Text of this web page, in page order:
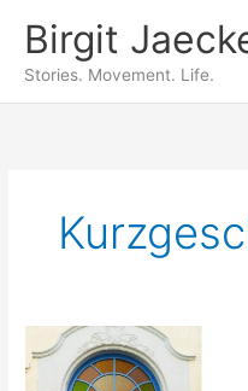
Inhalt
springen
Birgit
Stories. Movement. Life.
Schwebleben
–